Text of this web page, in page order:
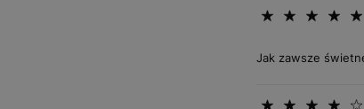
Jak zawsze